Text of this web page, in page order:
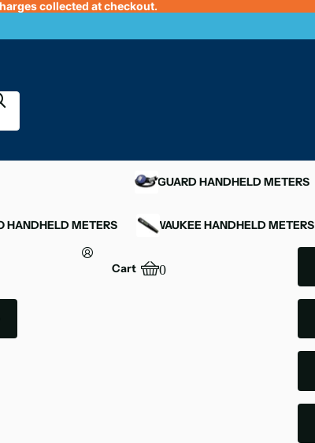
collected at checkout.
OXYGUARD HANDHELD METERS
HANDHELD METERS MILWAUKEE HANDHELD METERS
Cart 0